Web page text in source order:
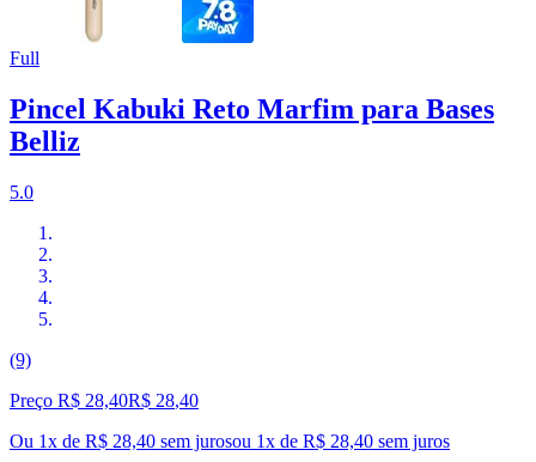
Full
Pincel Kabuki Reto Marfim para Bases
Belliz
5.0
(9)
Preço R$ 28,40R$ 28,40
Ou 1x de R$ 28,40 sem jurosou 1x de R$ 28,40 sem juros